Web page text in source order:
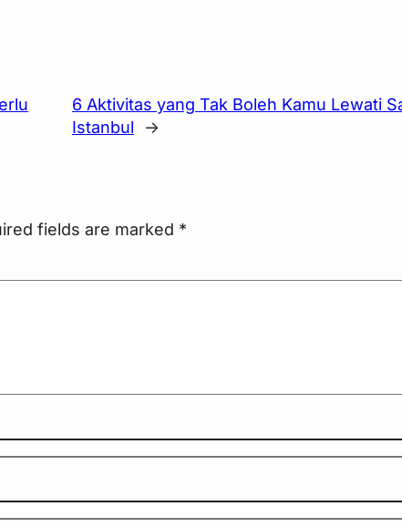
6 Aktivitas yang Tak Boleh Kamu Lewati
Istanbul
→
fields are marked *